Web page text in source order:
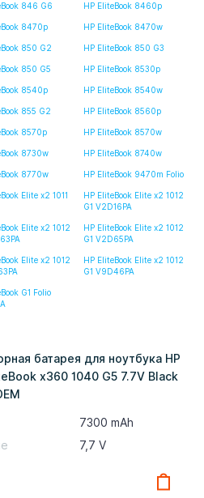
846 G6 HP EliteBook 8460p
8470p HP EliteBook 8470w
850 G2 HP EliteBook 850 G3
850 G5 HP EliteBook 8530p
8540p HP EliteBook 8540w
855 G2 HP EliteBook 8560p
8570p HP EliteBook 8570w
8730w HP EliteBook 8740w
8770w HP EliteBook 9470m Folio
Elite x2 1011
HP EliteBook Elite x2 1012
G1 V2D16PA
Elite x2 1012
HP EliteBook Elite x2 1012
G1 V2D65PA
Elite x2 1012
HP EliteBook Elite x2 1012
G1 V9D46PA
G1 Folio
батарея для ноутбука HP
x360 1040 G5 7.7V Black
7300 mAh
7,7 V